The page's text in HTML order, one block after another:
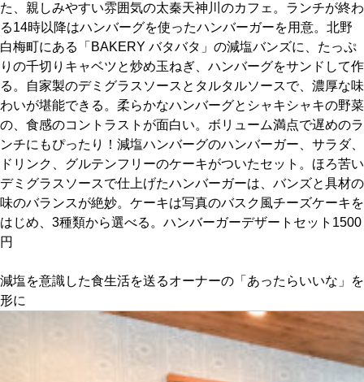
カレーが好き
京都おやつクラブ
私と店のはなし
今月の京みやげ
京都の書店
CULTURE
た、親しみやすい雰囲気の太秦天神川のカフェ。ランチが終わ
る14時以降はハンバーグを使ったハンバーガーを用意。北野
白梅町にある「BAKERY バタバタ」の減塩バンズに、たっぷ
りの千切りキャベツと炒め玉ねぎ、ハンバーグをサンドして作
る。自家製のデミグラスソースとタルタルソースで、濃厚な味
わいが堪能できる。柔らかなハンバーグとシャキシャキの野菜
の、食感のコントラストが面白い。ボリューム満点で遅めのラ
ンチにもぴったり！減塩ハンバーグのハンバーガー、サラダ、
ドリンク、グルテンフリーのケーキがついたセット。ほろ苦い
デミグラスソースで仕上げたハンバーガーは、バンズと具材の
味のバランスが絶妙。ケーキは写真のバスク風チーズケーキを
はじめ、3種類から選べる。ハンバーガーデザートセット1500
円
減塩を意識した食生活を送るオーナーの「あったらいいな」を
形に